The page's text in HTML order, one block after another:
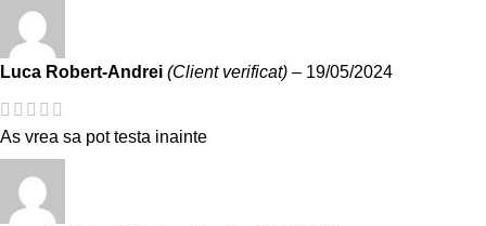
Luca Robert-Andrei (Client verificat) – 19/05/2024
As vrea sa pot testa inainte